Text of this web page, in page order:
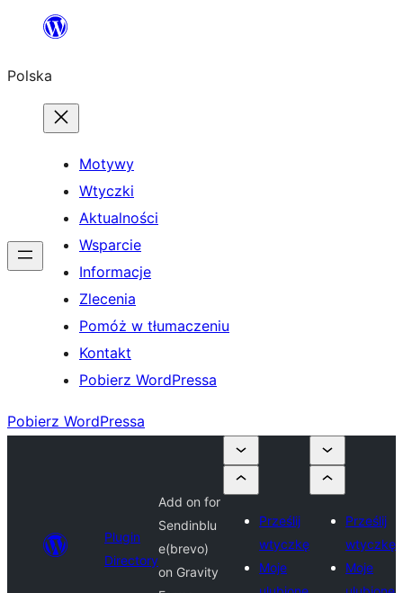
Przejdź
treści
Polska
Motywy
Wtyczki
Aktualności
Wsparcie
Informacje
Zlecenia
Pomóż w tłumaczeniu
Kontakt
Pobierz WordPressa
Pobierz WordPressa
Plugin
Directory
Add on for
Sendinblu
e(brevo)
on Gravity
Prześlij
wtyczkę
Moje
Prześlij
wtyczkę
Moje